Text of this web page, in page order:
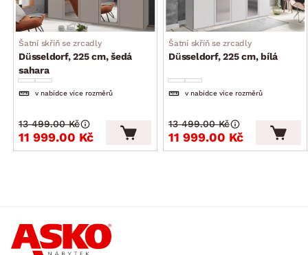
Šatní skříň se zrcadly
Düsseldorf, 225 cm, šedá
sahara
v nabídce více rozměrů
11 999.00 Kč
13 499.00 Kč
Šatní skříň se zrcadly
Düsseldorf, 225 cm, bílá
v nabídce více rozměrů
11 999.00 Kč
13 499.00 Kč